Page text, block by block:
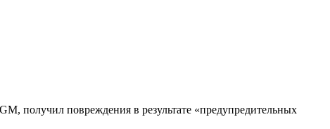
получил повреждения в результате «предупредительных